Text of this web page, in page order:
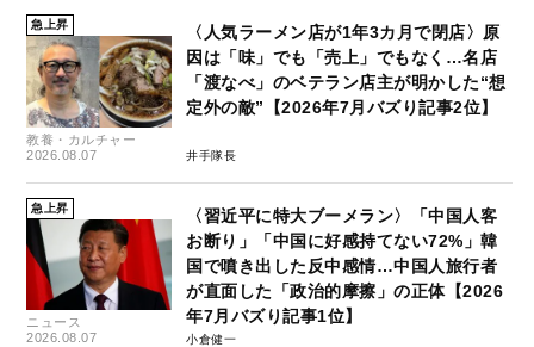
急上昇
教養・カルチャー
2026.08.07
〈人気ラーメン店が1年3カ月で閉店〉原
因は「味」でも「売上」でもなく…名店
「渡なべ」のベテラン店主が明かした“想
定外の敵”【2026年7月バズり記事2位】
井手隊長
急上昇
ニュース
2026.08.07
〈習近平に特大ブーメラン〉「中国人客
お断り」「中国に好感持てない72%」韓
国で噴き出した反中感情…中国人旅行者
が直面した「政治的摩擦」の正体【2026
年7月バズり記事1位】
小倉健一